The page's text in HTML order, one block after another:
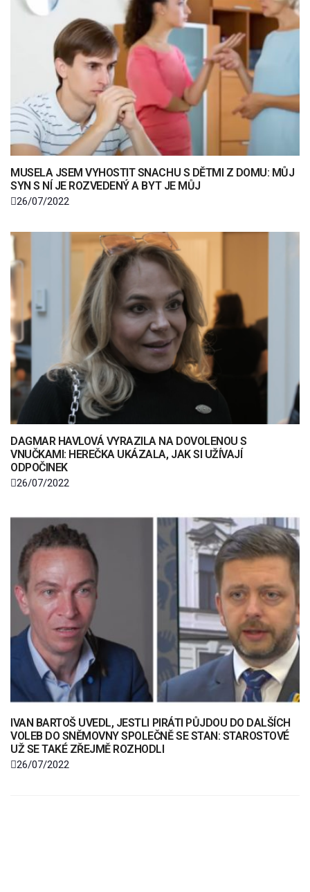
MUSELA JSEM VYHOSTIT SNACHU S DĚTMI Z DOMU: MŮJ
SYN S NÍ JE ROZVEDENÝ A BYT JE MŮJ
26/07/2022
DAGMAR HAVLOVÁ VYRAZILA NA DOVOLENOU S
VNUČKAMI: HEREČKA UKÁZALA, JAK SI UŽÍVAJÍ
ODPOČINEK
26/07/2022
IVAN BARTOŠ UVEDL, JESTLI PIRÁTI PŮJDOU DO DALŠÍCH
VOLEB DO SNĚMOVNY SPOLEČNĚ SE STAN: STAROSTOVÉ
UŽ SE TAKÉ ZŘEJMĚ ROZHODLI
26/07/2022